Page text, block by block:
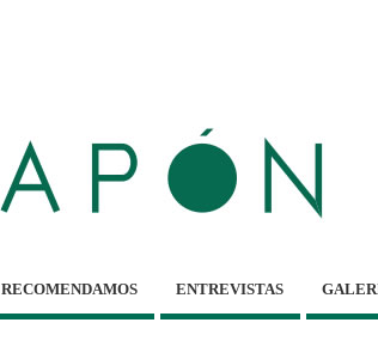
RECOMENDAMOS ENTREVISTAS